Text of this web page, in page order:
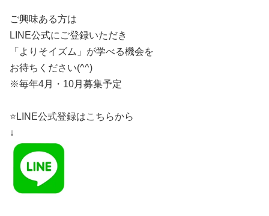
ご興味ある方は
LINE公式にご登録いただき
「よりそイズム」が学べる機会を
お待ちください(^^)
※毎年4月・10月募集予定
⭐️LINE公式登録はこちらから
↓